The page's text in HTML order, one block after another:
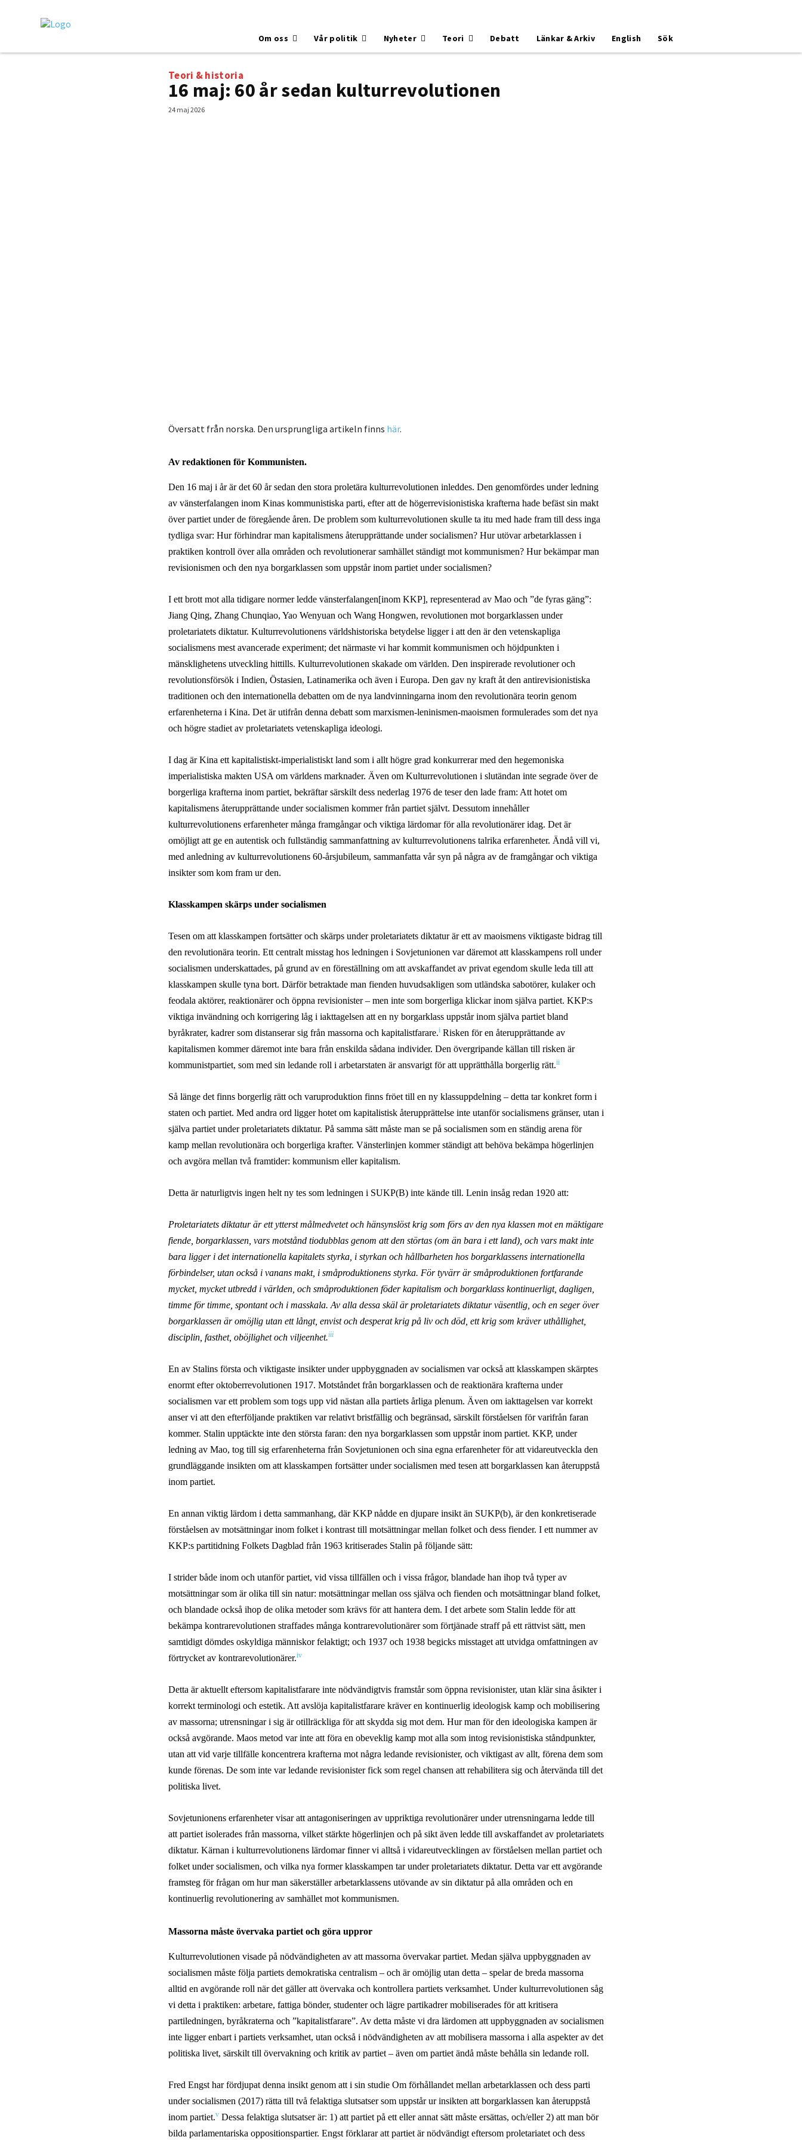
Om oss Vår politik Nyheter Teori Debatt Länkar & Arkiv English Sök
Teori & historia
16 maj: 60 år sedan kulturrevolutionen
24 maj 2026
Översatt från norska. Den ursprungliga artikeln finns här.
Av redaktionen för Kommunisten.
Den 16 maj i år är det 60 år sedan den stora proletära kulturrevolutionen inleddes. Den genomfördes under ledning
av vänsterfalangen inom Kinas kommunistiska parti, efter att de högerrevisionistiska krafterna hade befäst sin makt
över partiet under de föregående åren. De problem som kulturrevolutionen skulle ta itu med hade fram till dess inga
tydliga svar: Hur förhindrar man kapitalismens återupprättande under socialismen? Hur utövar arbetarklassen i
praktiken kontroll över alla områden och revolutionerar samhället ständigt mot kommunismen? Hur bekämpar man
revisionismen och den nya borgarklassen som uppstår inom partiet under socialismen?
I ett brott mot alla tidigare normer ledde vänsterfalangen[inom KKP], representerad av Mao och ”de fyras gäng”:
Jiang Qing, Zhang Chunqiao, Yao Wenyuan och Wang Hongwen, revolutionen mot borgarklassen under
proletariatets diktatur. Kulturrevolutionens världshistoriska betydelse ligger i att den är den vetenskapliga
socialismens mest avancerade experiment; det närmaste vi har kommit kommunismen och höjdpunkten i
mänsklighetens utveckling hittills. Kulturrevolutionen skakade om världen. Den inspirerade revolutioner och
revolutionsförsök i Indien, Östasien, Latinamerika och även i Europa. Den gav ny kraft åt den antirevisionistiska
traditionen och den internationella debatten om de nya landvinningarna inom den revolutionära teorin genom
erfarenheterna i Kina. Det är utifrån denna debatt som marxismen-leninismen-maoismen formulerades som det nya
och högre stadiet av proletariatets vetenskapliga ideologi.
I dag är Kina ett kapitalistiskt-imperialistiskt land som i allt högre grad konkurrerar med den hegemoniska
imperialistiska makten USA om världens marknader. Även om Kulturrevolutionen i slutändan inte segrade över de
borgerliga krafterna inom partiet, bekräftar särskilt dess nederlag 1976 de teser den lade fram: Att hotet om
kapitalismens återupprättande under socialismen kommer från partiet självt. Dessutom innehåller
kulturrevolutionens erfarenheter många framgångar och viktiga lärdomar för alla revolutionärer idag. Det är
omöjligt att ge en autentisk och fullständig sammanfattning av kulturrevolutionens talrika erfarenheter. Ändå vill vi,
med anledning av kulturrevolutionens 60-årsjubileum, sammanfatta vår syn på några av de framgångar och viktiga
insikter som kom fram ur den.
Klasskampen skärps under socialismen
Tesen om att klasskampen fortsätter och skärps under proletariatets diktatur är ett av maoismens viktigaste bidrag till
den revolutionära teorin. Ett centralt misstag hos ledningen i Sovjetunionen var däremot att klasskampens roll under
socialismen underskattades, på grund av en föreställning om att avskaffandet av privat egendom skulle leda till att
klasskampen skulle tyna bort. Därför betraktade man fienden huvudsakligen som utländska sabotörer, kulaker och
feodala aktörer, reaktionärer och öppna revisionister – men inte som borgerliga klickar inom själva partiet. KKP:s
viktiga invändning och korrigering låg i iakttagelsen att en ny borgarklass uppstår inom själva partiet bland
byråkrater, kadrer som distanserar sig från massorna och kapitalistfarare.i Risken för en återupprättande av
kapitalismen kommer däremot inte bara från enskilda sådana individer. Den övergripande källan till risken är
kommunistpartiet, som med sin ledande roll i arbetarstaten är ansvarigt för att upprätthålla borgerlig rätt.ii
Så länge det finns borgerlig rätt och varuproduktion finns fröet till en ny klassuppdelning – detta tar konkret form i
staten och partiet. Med andra ord ligger hotet om kapitalistisk återupprättelse inte utanför socialismens gränser, utan i
själva partiet under proletariatets diktatur. På samma sätt måste man se på socialismen som en ständig arena för
kamp mellan revolutionära och borgerliga krafter. Vänsterlinjen kommer ständigt att behöva bekämpa högerlinjen
och avgöra mellan två framtider: kommunism eller kapitalism.
Detta är naturligtvis ingen helt ny tes som ledningen i SUKP(B) inte kände till. Lenin insåg redan 1920 att:
Proletariatets diktatur är ett ytterst målmedvetet och hänsynslöst krig som förs av den nya klassen mot en mäktigare
fiende, borgarklassen, vars motstånd tiodubblas genom att den störtas (om än bara i ett land), och vars makt inte
bara ligger i det internationella kapitalets styrka, i styrkan och hållbarheten hos borgarklassens internationella
förbindelser, utan också i vanans makt, i småproduktionens styrka. För tyvärr är småproduktionen fortfarande
mycket, mycket utbredd i världen, och småproduktionen föder kapitalism och borgarklass kontinuerligt, dagligen,
timme för timme, spontant och i masskala. Av alla dessa skäl är proletariatets diktatur väsentlig, och en seger över
borgarklassen är omöjlig utan ett långt, envist och desperat krig på liv och död, ett krig som kräver uthållighet,
disciplin, fasthet, oböjlighet och viljeenhet.iii
En av Stalins första och viktigaste insikter under uppbyggnaden av socialismen var också att klasskampen skärptes
enormt efter oktoberrevolutionen 1917. Motståndet från borgarklassen och de reaktionära krafterna under
socialismen var ett problem som togs upp vid nästan alla partiets årliga plenum. Även om iakttagelsen var korrekt
anser vi att den efterföljande praktiken var relativt bristfällig och begränsad, särskilt förståelsen för varifrån faran
kommer. Stalin upptäckte inte den största faran: den nya borgarklassen som uppstår inom partiet. KKP, under
ledning av Mao, tog till sig erfarenheterna från Sovjetunionen och sina egna erfarenheter för att vidareutveckla den
grundläggande insikten om att klasskampen fortsätter under socialismen med tesen att borgarklassen kan återuppstå
inom partiet.
En annan viktig lärdom i detta sammanhang, där KKP nådde en djupare insikt än SUKP(b), är den konkretiserade
förståelsen av motsättningar inom folket i kontrast till motsättningar mellan folket och dess fiender. I ett nummer av
KKP:s partitidning Folkets Dagblad från 1963 kritiserades Stalin på följande sätt:
I strider både inom och utanför partiet, vid vissa tillfällen och i vissa frågor, blandade han ihop två typer av
motsättningar som är olika till sin natur: motsättningar mellan oss själva och fienden och motsättningar bland folket,
och blandade också ihop de olika metoder som krävs för att hantera dem. I det arbete som Stalin ledde för att
bekämpa kontrarevolutionen straffades många kontrarevolutionärer som förtjänade straff på ett rättvist sätt, men
samtidigt dömdes oskyldiga människor felaktigt; och 1937 och 1938 begicks misstaget att utvidga omfattningen av
förtrycket av kontrarevolutionärer.iv
Detta är aktuellt eftersom kapitalistfarare inte nödvändigtvis framstår som öppna revisionister, utan klär sina åsikter i
korrekt terminologi och estetik. Att avslöja kapitalistfarare kräver en kontinuerlig ideologisk kamp och mobilisering
av massorna; utrensningar i sig är otillräckliga för att skydda sig mot dem. Hur man för den ideologiska kampen är
också avgörande. Maos metod var inte att föra en obeveklig kamp mot alla som intog revisionistiska ståndpunkter,
utan att vid varje tillfälle koncentrera krafterna mot några ledande revisionister, och viktigast av allt, förena dem som
kunde förenas. De som inte var ledande revisionister fick som regel chansen att rehabilitera sig och återvända till det
politiska livet.
Sovjetunionens erfarenheter visar att antagoniseringen av uppriktiga revolutionärer under utrensningarna ledde till
att partiet isolerades från massorna, vilket stärkte högerlinjen och på sikt även ledde till avskaffandet av proletariatets
diktatur. Kärnan i kulturrevolutionens lärdomar finner vi alltså i vidareutvecklingen av förståelsen mellan partiet och
folket under socialismen, och vilka nya former klasskampen tar under proletariatets diktatur. Detta var ett avgörande
framsteg för frågan om hur man säkerställer arbetarklassens utövande av sin diktatur på alla områden och en
kontinuerlig revolutionering av samhället mot kommunismen.
Massorna måste övervaka partiet och göra uppror
Kulturrevolutionen visade på nödvändigheten av att massorna övervakar partiet. Medan själva uppbyggnaden av
socialismen måste följa partiets demokratiska centralism – och är omöjlig utan detta – spelar de breda massorna
alltid en avgörande roll när det gäller att övervaka och kontrollera partiets verksamhet. Under kulturrevolutionen såg
vi detta i praktiken: arbetare, fattiga bönder, studenter och lägre partikadrer mobiliserades för att kritisera
partiledningen, byråkraterna och ”kapitalistfarare”. Av detta måste vi dra lärdomen att uppbyggnaden av socialismen
inte ligger enbart i partiets verksamhet, utan också i nödvändigheten av att mobilisera massorna i alla aspekter av det
politiska livet, särskilt till övervakning och kritik av partiet – även om partiet ändå måste behålla sin ledande roll.
Fred Engst har fördjupat denna insikt genom att i sin studie Om förhållandet mellan arbetarklassen och dess parti
under socialismen (2017) rätta till två felaktiga slutsatser som uppstår ur insikten att borgarklassen kan återuppstå
inom partiet.v Dessa felaktiga slutsatser är: 1) att partiet på ett eller annat sätt måste ersättas, och/eller 2) att man bör
bilda parlamentariska oppositionspartier. Engst förklarar att partiet är nödvändigt eftersom proletariatet och dess